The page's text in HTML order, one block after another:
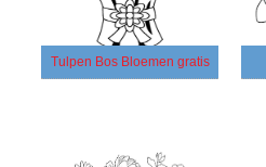
Tulpen Bos Bloemen gratis